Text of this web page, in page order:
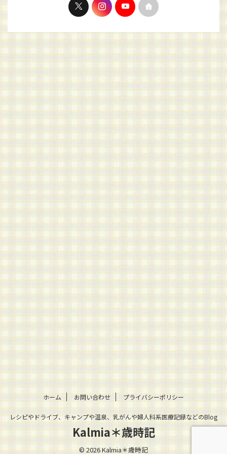
ホーム お問い合わせ プライバシーポリシー
レシピやドライブ、キャンプや温泉、乳がんや婦人科系医療記録などのBlog
Kalmia＊歳時記
© 2026 Kalmia＊歳時記